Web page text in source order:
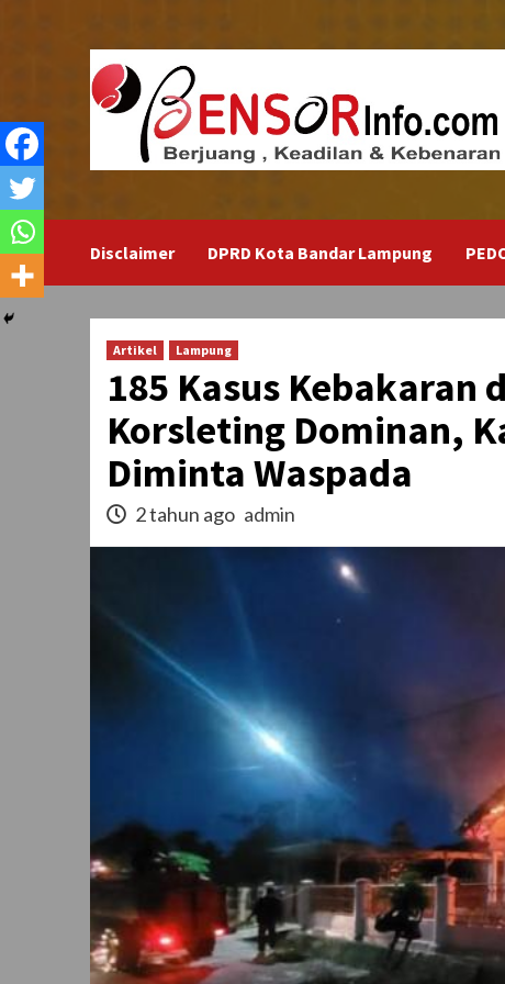
Disclaimer DPRD Kota Bandar Lampung
Artikel Lampung
185 Kasus Kebakaran
Korsleting Dominan,
Diminta Waspada
2 tahun ago admin